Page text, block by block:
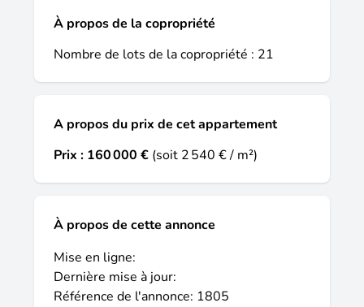
À propos de la copropriété
Nombre de lots de la copropriété : 21
A propos du prix de cet appartement
Prix : 160 000 € (soit 2 540 € / m²)
À propos de cette annonce
Mise en ligne:
Dernière mise à jour:
Référence de l'annonce: 1805